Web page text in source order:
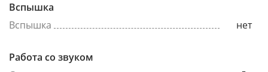
Вспышка
Вспышка
нет
Работа со звуком